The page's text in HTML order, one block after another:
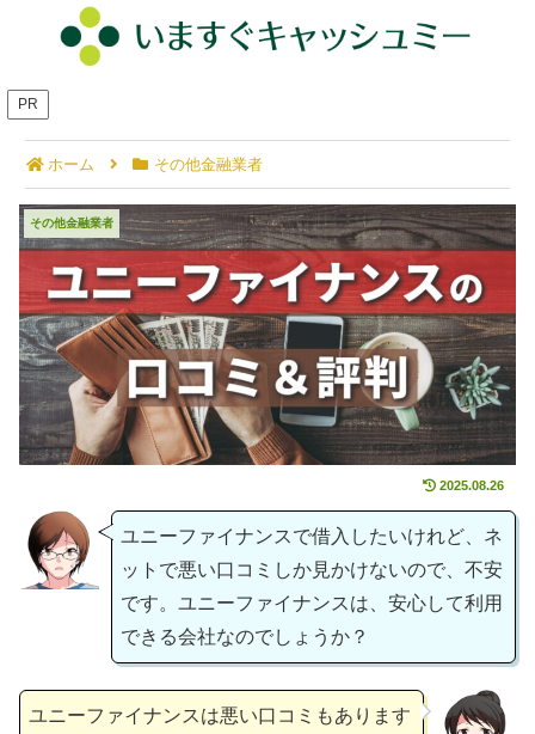
PR
ホーム その他金融業者
ユニーファイナンスの口コミ｜知っておくべきメリ
ット・デメリット
その他金融業者
2025.08.26
ユニーファイナンスで借入したいけれど、ネ
ットで悪い口コミしか見かけないので、不安
です。ユニーファイナンスは、安心して利用
できる会社なのでしょうか？
ユニーファイナンスは悪い口コミもあります